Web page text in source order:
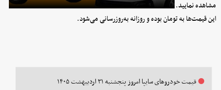
مشاهده نمایید.
این قیمت‌ها به تومان بوده و روزانه به‌روز‌رسانی می‌شود.
قیمت خودرو‌های سایپا امروز پنجشنبه ۳۱ اردیبهشت ۱۴۰۵